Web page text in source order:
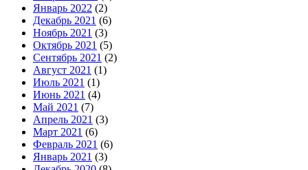
Январь 2022 (2)
Декабрь 2021 (6)
Ноябрь 2021 (3)
Октябрь 2021 (5)
Сентябрь 2021 (2)
Август 2021 (1)
Июль 2021 (1)
Июнь 2021 (4)
Май 2021 (7)
Апрель 2021 (3)
Март 2021 (6)
Февраль 2021 (6)
Январь 2021 (3)